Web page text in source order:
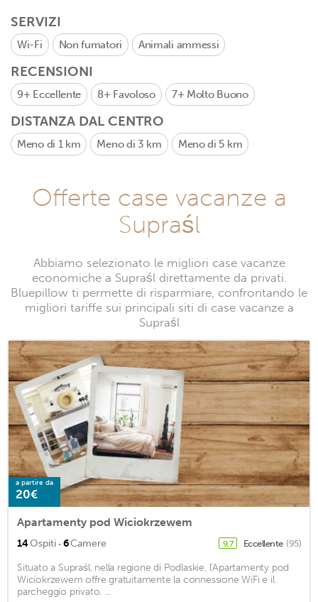
SERVIZI
Wi-Fi Non fumatori Animali ammessi
RECENSIONI
9+ Eccellente 8+ Favoloso 7+ Molto Buono
DISTANZA DAL CENTRO
Meno di 1 km Meno di 3 km Meno di 5 km
Offerte case vacanze a
Supraśl
Abbiamo selezionato le migliori case vacanze
economiche a Supraśl direttamente da privati.
Bluepillow ti permette di risparmiare, confrontando le
migliori tariffe sui principali siti di case vacanze a
Supraśl
a partire da
20€
Apartamenty pod Wiciokrzewem
14Ospiti · 6Camere 9,7 Eccellente (95)
Situato a Supraśl, nella regione di Podlaskie, l'Apartamenty pod
Wiciokrzewem offre gratuitamente la connessione WiFi e il
parcheggio privato. ...